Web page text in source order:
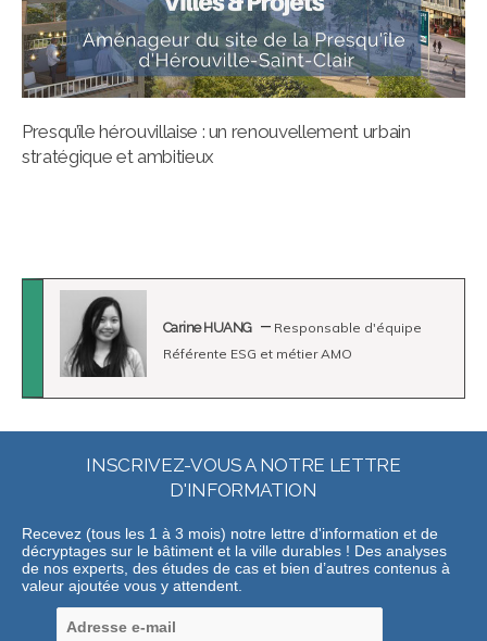
Presqu’île hérouvillaise : un renouvellement urbain
stratégique et ambitieux
Carine HUANG
Responsable d'équipe
Référente ESG et métier AMO
INSCRIVEZ-VOUS A NOTRE LETTRE
D'INFORMATION
Recevez (tous les 1 à 3 mois) notre lettre d'information et de
décryptages sur le bâtiment et la ville durables ! Des analyses
de nos experts, des études de cas et bien d’autres contenus à
valeur ajoutée vous y attendent.